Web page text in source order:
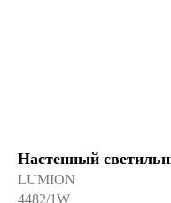
Настенный
LUMION
4482/1W